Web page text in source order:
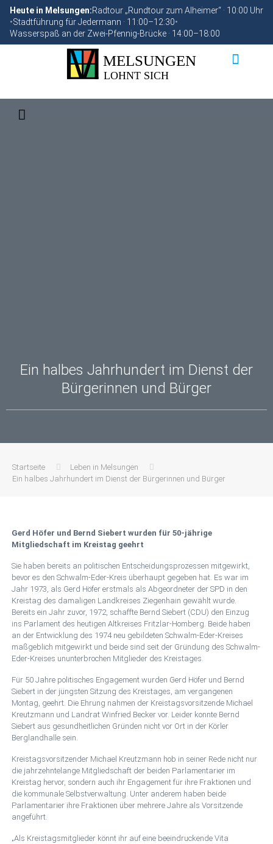
Heute in Melsungen:Radtour „Rundtour zum Alheimer“ · 10:00 Uhr
•Stadtführung für Jedermann · 11:00–12:30•
Wasserspaß an der Zwei-Pfennig-Brücke · 14:00–18:00
Ein halbes Jahrhundert im Dienst der
Bürgerinnen und Bürger
Startseite
Leben in Melsungen
Ein halbes Jahrhundert im Dienst der Bürgerinnen und Bürger
Gerd Höfer und Bernd Siebert wurden für 50-jährige
Mitgliedschaft im Kreistag geehrt
Sie haben bereits an politischen Entscheidungsprozessen mitgewirkt,
bevor es den Schwalm-Eder-Kreis überhaupt gegeben hat. Es war im
Jahr 1973, als Gerd Höfer erstmals als Abgeordneter der SPD in den
Kreistag des damaligen Landkreises Ziegenhain gewählt wurde.
Bereits ein Jahr zuvor, 1972, schaffte Bernd Siebert (CDU) den Einzug
ins Parlament des heutigen Altkreises Fritzlar-Homberg. Beide haben
an der Entwicklung des 1974 neu gebildeten Schwalm-Eder-Kreises
maßgeblich mitgewirkt und beide sind seit der Gründung des Schwalm-
Eder-Kreises ununterbrochen Mitglieder des Kreistages.
Für 50 Jahre politisches Engagement wurden Gerd Höfer und Bernd
Siebert in der jüngsten Sitzung des Kreistages, am vergangenen
Montag, geehrt. Die Ehrung nahmen der Kreistagsvorsitzende Michael
Kreutzmann und Landrat Winfried Becker vor. Leider konnte Bernd
Siebert aus gesundheitlichen Gründen nicht vor Ort in der Körler
Berglandhalle sein.
Kreistagsvorsitzender Michael Kreutzmann hob in seiner Rede nicht nur
die jahrzehntelange Mitgliedschaft der beiden Parlamentarier im
Kreistag hervor, sondern auch ihr Engagement für ihre Fraktionen und
die kommunale Selbstverwaltung. Unter anderem haben beide
Parlamentarier ihre Fraktionen über mehrere Jahre als Vorsitzende
angeführt.
„Als Kreistagsmitglieder könnt ihr auf eine beeindruckende Vita